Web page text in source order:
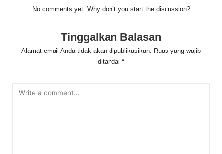
No comments yet. Why don’t you start the discussion?
Tinggalkan Balasan
Alamat email Anda tidak akan dipublikasikan. Ruas yang wajib
ditandai *